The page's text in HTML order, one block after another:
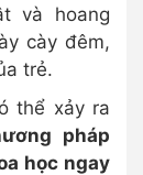
và hoang
cày đêm,
trẻ.
thể xảy ra
pháp
học ngay